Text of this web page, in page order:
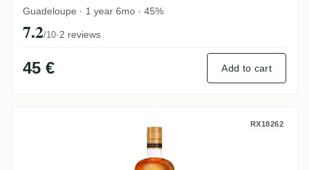
Guadeloupe · 1 year 6mo · 45%
7.2/10·2 reviews
45 € Add to cart
Domaine de Séverin Marsolle No. 05 2020
RX18262